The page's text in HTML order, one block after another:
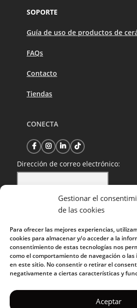
Gestionar el
de las cookies
Para ofrecer las mejores experiencias,
cookies para almacenar y/o acceder a la
consentimiento de estas tecnologías nos
como el comportamiento de navegación o
en este sitio. No consentir o retirar el
negativamente a ciertas características y
Aceptar
SOPORTE
Guía de uso de productos de
FAQs
Contacto
Tiendas
CONECTA
Dirección de correo electrónico:
He leído y acepto la política de